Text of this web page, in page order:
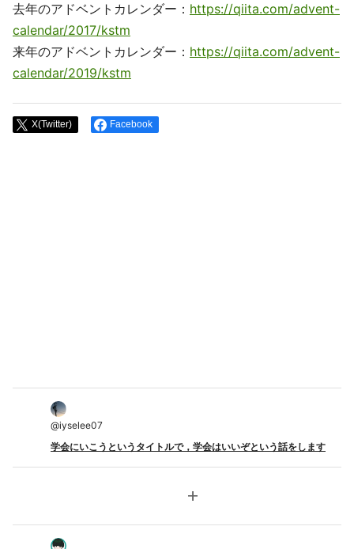
去年のアドベントカレンダー： https://qiita.com/advent-
calendar/2017/kstm
来年のアドベントカレンダー： https://qiita.com/advent-
calendar/2019/kstm
X(Twitter) Facebook
@iyselee07
学会にいこうというタイトルで，学会はいいぞという話をします
add